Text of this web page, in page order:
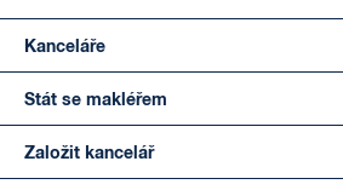
Kanceláře
Stát se makléřem
Založit kancelář